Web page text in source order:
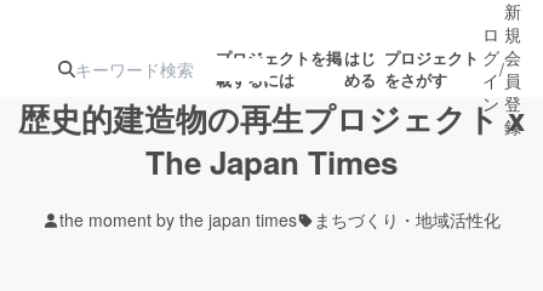
プロジェクトを掲
載するには
はじ
める
プロジェクト
をさがす
ジェクト
ターン
ジェクト
募集終了が近いプ
ロジェクト
もうすぐ公開
されます
ロ
グ
イ
ン
/
新
規
会
員
登
録
歴史的建造物の再生プロジェクト x
The Japan Times
the moment by the japan times まちづくり・地域活性化